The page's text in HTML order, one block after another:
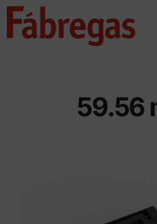
Skip
59.56